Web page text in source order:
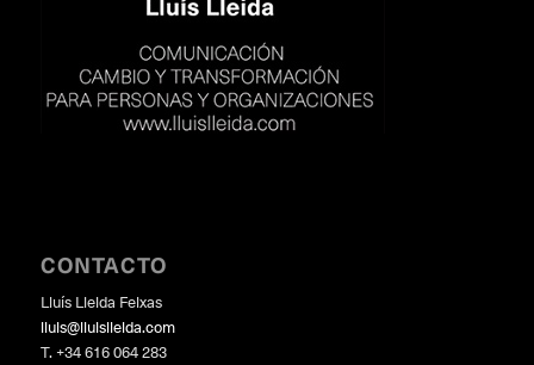
CONTACTO
Lluís Lleida Feixas
lluis@lluislleida.com
T. +34 616 064 283